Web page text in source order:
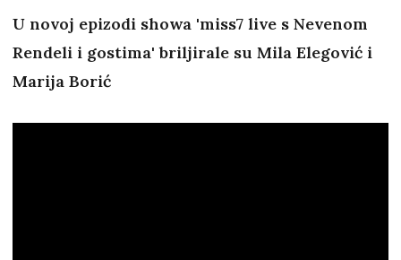
U novoj epizodi showa 'miss7 live s Nevenom
Rendeli i gostima' briljirale su Mila Elegović i
Marija Borić